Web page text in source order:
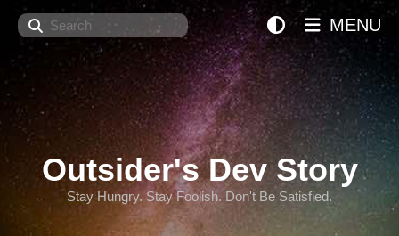
Search
Outsider's Dev Story
Stay Hungry. Stay Foolish. Don't Be Satisfied.
MENU